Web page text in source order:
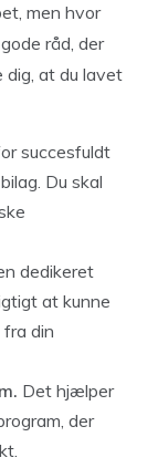
men hvor
råd, der
at du lavet
succesfuldt
Du skal
dedikeret
at kunne
fra din
Det hjælper
der